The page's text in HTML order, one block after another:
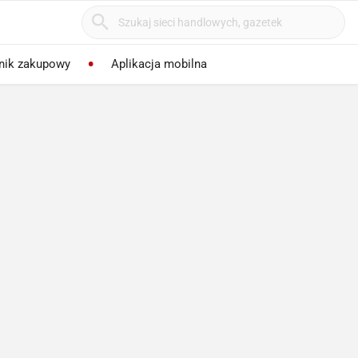
zakupowy Aplikacja mobilna